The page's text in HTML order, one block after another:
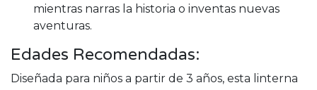
mientras narras la historia o inventas nuevas
aventuras.
Edades Recomendadas:
Diseñada para niños a partir de 3 años, esta linterna